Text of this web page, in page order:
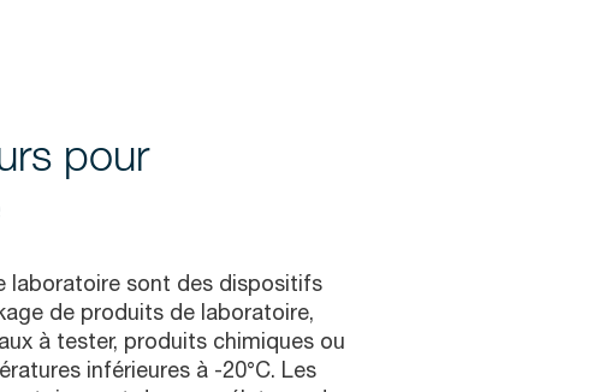
pour
laboratoire sont des dispositifs
de produits de laboratoire,
à tester, produits chimiques ou
inférieures à -20°C. Les